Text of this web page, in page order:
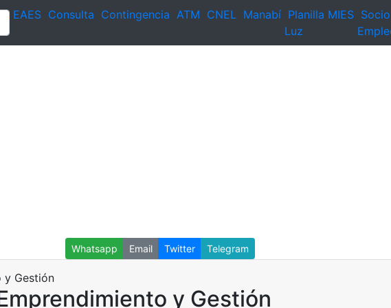
EAES Consulta Contingencia ATM CNEL Manabí Planilla
Luz
MIES Socio
Whatsapp Email Twitter Telegram
y Gestión